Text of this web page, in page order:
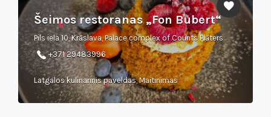
Šeimos restoranas „Fon Bubert“
Pils iela 10, Krāslava, Palace complex of Counts Plāters
+371 29483996
Latgalos kulinarinis paveldas, Maitinimas